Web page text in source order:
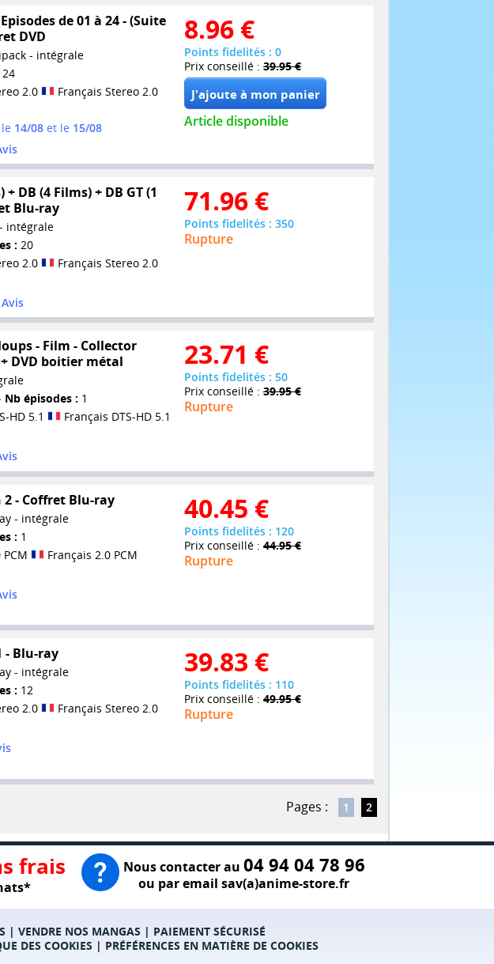
de 01 à 24 - (Suite
DVD
- intégrale
24
2.0
Français Stereo 2.0
14/08et le 15/08
8.96 €
Points fidelités : 0
Prix conseillé : 39.95 €
Article disponible
DB (4 Films) + DB GT (1
Blu-ray
intégrale
: 20
2.0
Français Stereo 2.0
71.96 €
Points fidelités : 350
Rupture
- Film - Collector
DVD boitier métal
Nb épisodes : 1
HD 5.1
Français DTS-HD 5.1
23.71 €
Points fidelités : 50
Prix conseillé : 39.95 €
Rupture
2 - Coffret Blu-ray
- intégrale
: 1
Français 2.0 PCM
40.45 €
Points fidelités : 120
Prix conseillé : 44.95 €
Rupture
- Blu-ray
- intégrale
: 12
2.0
Français Stereo 2.0
39.83 €
Points fidelités : 110
Prix conseillé : 49.95 €
Rupture
Pages : 1 2
frais Nous contacter au 04 94 04 78 96
ou par email sav(a)anime-store.fr
| VENDRE NOS MANGAS | PAIEMENT SÉCURISÉ
DES COOKIES | PRÉFÉRENCES EN MATIÈRE DE COOKIES